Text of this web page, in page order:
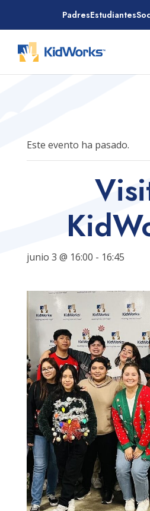
contenido
PadresEstudiantes
Este evento ha pasado.
junio 3 @ 16:00 - 16:45